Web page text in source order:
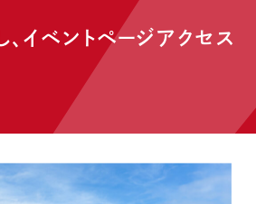
イベントページアクセス